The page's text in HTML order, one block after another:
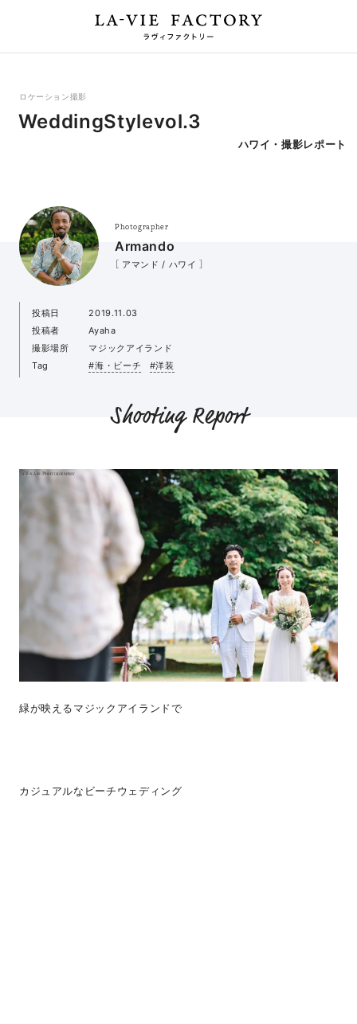
ロケーション撮影
WeddingStylevol.3
ハワイ・撮影レポート
Photographer
Armando
［ アマンド / ハワイ ］
投稿日
2019.11.03
投稿者
Ayaha
撮影場所
マジックアイランド
Tag
#海・ビーチ #洋装
Shooting Report
緑が映えるマジックアイランドで
カジュアルなビーチウェディング